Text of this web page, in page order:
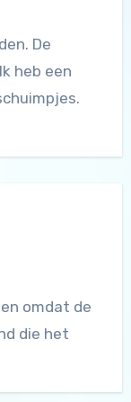
De
heb een
omdat de
die het